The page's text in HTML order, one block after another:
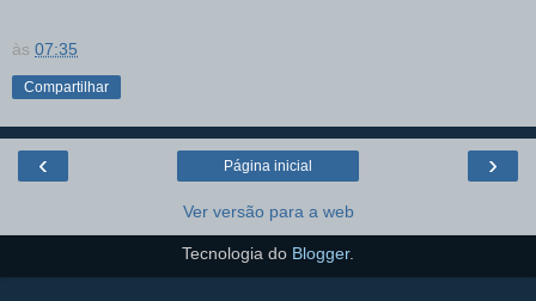
às 07:35
Compartilhar
‹ ›
Página inicial
Ver versão para a web
Tecnologia do Blogger.